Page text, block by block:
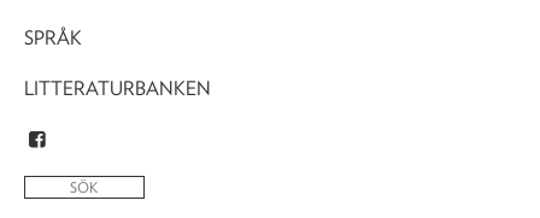
SPRÅK
LITTERATURBANKEN